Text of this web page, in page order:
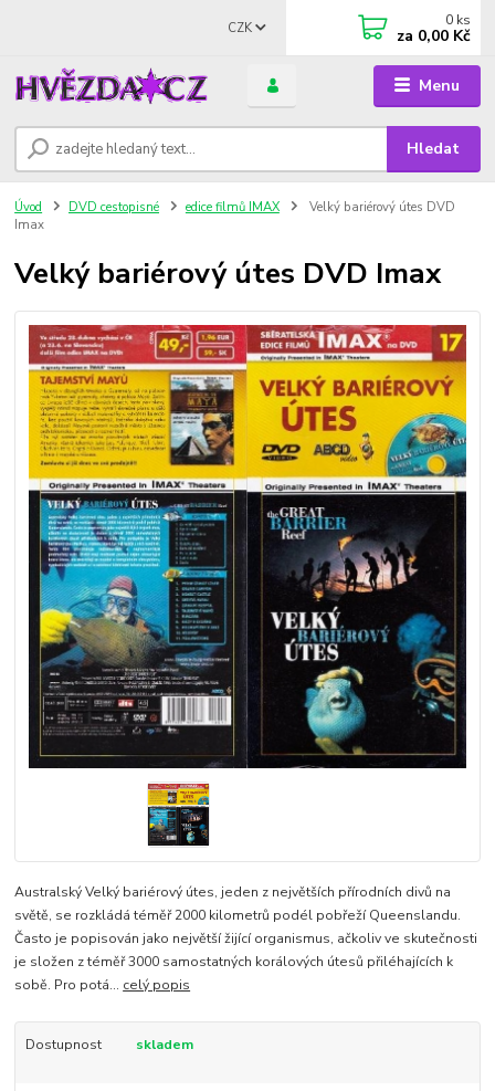
Menu
CZK
Hledat
0 ks
za 0,00 Kč
Úvod DVD cestopisné edice filmů IMAX
Velký bariérový útes DVD
Imax
Velký bariérový útes DVD Imax
Australský Velký bariérový útes, jeden z největších přírodních divů na
světě, se rozkládá téměř 2000 kilometrů podél pobřeží Queenslandu.
Často je popisován jako největší žijící organismus, ačkoliv ve skutečnosti
je složen z téměř 3000 samostatných korálových útesů přiléhajících k
sobě. Pro potá... celý popis
Dostupnost skladem